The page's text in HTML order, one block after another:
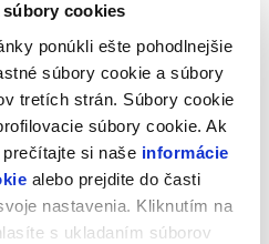
cookies
ponúkli ešte pohodlnejšie
súbory cookie a súbory
tretích strán. Súbory cookie
súbory cookie. Ak
si naše informácie
alebo prejdite do časti
nastavenia. Kliknutím na
s ukladaním súborov
môže dôjsť pri potrebe
alebo pre zaistenie zálohy
databáz.
počtu pevných diskov dôjde k
diskoch.
examples: the improper use
skill, can cause the partial and
cases may jeopardize the